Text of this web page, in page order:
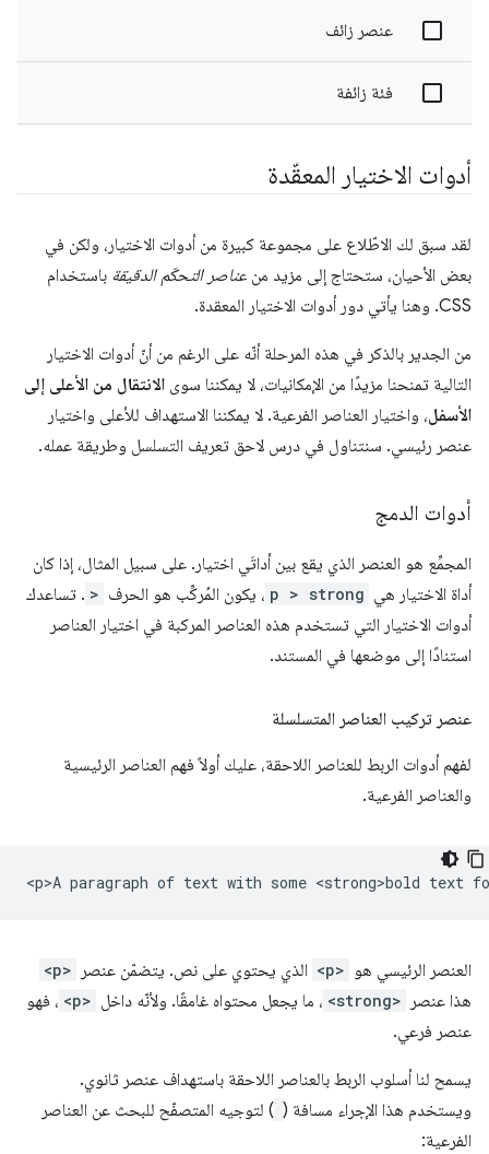
عنصر زائف
فئة زائفة
أدوات الاختيار المعقّدة
لقد سبق لك الاطّلاع على مجموعة كبيرة من أدوات الاختيار، ولكن في
بعض الأحيان، ستحتاج إلى مزيد من عناصر التحكّم الدقيقة باستخدام
CSS. وهنا يأتي دور أدوات الاختيار المعقدة.
من الجدير بالذكر في هذه المرحلة أنّه على الرغم من أنّ أدوات الاختيار
التالية تمنحنا مزيدًا من الإمكانيات، لا يمكننا سوى الانتقال من الأعلى إلى
الأسفل، واختيار العناصر الفرعية. لا يمكننا الاستهداف للأعلى واختيار
عنصر رئيسي. سنتناول في درس لاحق تعريف التسلسل وطريقة عمله.
أدوات الدمج
المجمِّع هو العنصر الذي يقع بين أداتَي اختيار. على سبيل المثال، إذا كان
أداة الاختيار هي p > strong ، يكون المُركِّب هو الحرف > . تساعدك
أدوات الاختيار التي تستخدم هذه العناصر المركبة في اختيار العناصر
استنادًا إلى موضعها في المستند.
عنصر تركيب العناصر المتسلسلة
لفهم أدوات الربط للعناصر اللاحقة، عليك أولاً فهم العناصر الرئيسية
والعناصر الفرعية.
العنصر الرئيسي هو <p> الذي يحتوي على نص. يتضمّن عنصر <p>
هذا عنصر <strong> ، ما يجعل محتواه غامقًا. ولأنّه داخل <p> ، فهو
عنصر فرعي.
يسمح لنا أسلوب الربط بالعناصر اللاحقة باستهداف عنصر ثانوي.
ويستخدم هذا الإجراء مسافة ( ) لتوجيه المتصفّح للبحث عن العناصر
الفرعية: